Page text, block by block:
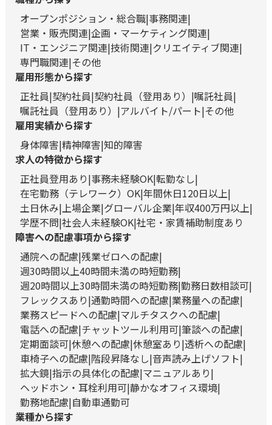
オープンポジション・総合職 事務関連
営業・販売関連 企画・マーケティング関連
IT・エンジニア関連 技術関連 クリエイティブ関連
専門職関連 その他
雇用形態から探す
正社員 契約社員 契約社員（登用あり）
嘱託社員
嘱託社員（登用あり）
アルバイト/パート その他
雇用実績から探す
身体障害 精神障害 知的障害
求人の特徴から探す
正社員登用あり 事務未経験OK 転勤なし
在宅勤務（テレワーク）OK 年間休日120日以上
土日休み 上場企業 グローバル企業 年収400万円以上
学歴不問 社会人未経験OK 社宅・家賃補助制度あり
障害への配慮事項から探す
通院への配慮 残業ゼロへの配慮
週30時間以上40時間未満の時短勤務
週20時間以上30時間未満の時短勤務 勤務日数相談可
フレックスあり 通勤時間への配慮 業務量への配慮
業務スピードへの配慮 マルチタスクへの配慮
電話への配慮 チャットツール利用可 筆談への配慮
定期面談可 休憩への配慮 休憩室あり 透析への配慮
車椅子への配慮 階段昇降なし 音声読み上げソフト
拡大鏡 指示の具体化の配慮 マニュアルあり
ヘッドホン・耳栓利用可 静かなオフィス環境
勤務地配慮 自動車通勤可
業種から探す